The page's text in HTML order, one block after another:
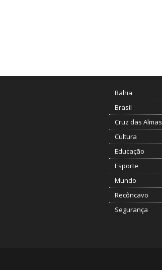
Bahia
Brasil
Cruz das Almas
Cultura
Educação
Esporte
Mundo
Recôncavo
Segurança